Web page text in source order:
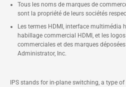
Tous les noms de marques de
sont la propriété de leurs sociétés
Les termes HDMI, interface multimédia
habillage commercial HDMI, et les
commerciales et des marques
Administrator, Inc.
IPS stands for in-plane switching, a type